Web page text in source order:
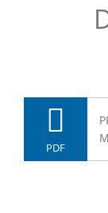
PDF